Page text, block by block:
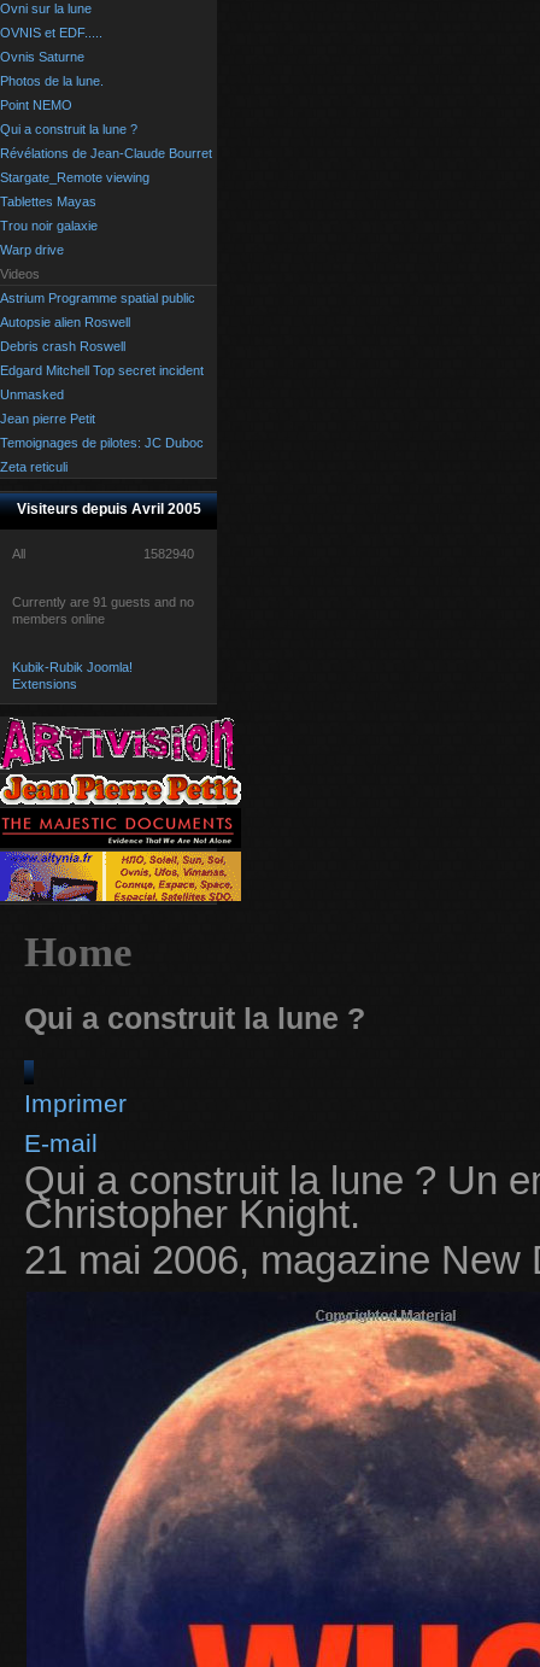
Ovni sur la lune
OVNIS et EDF.....
Ovnis Saturne
Photos de la lune.
Point NEMO
Qui a construit la lune ?
Révélations de Jean-Claude Bourret
Stargate_Remote viewing
Tablettes Mayas
Trou noir galaxie
Warp drive
Videos
Astrium Programme spatial public
Autopsie alien Roswell
Debris crash Roswell
Edgard Mitchell Top secret incident
Unmasked
Jean pierre Petit
Temoignages de pilotes: JC Duboc
Zeta reticuli
Visiteurs depuis Avril 2005
All 1582940
Currently are 91 guests and no
members online
Kubik-Rubik Joomla!
Extensions
Home
Qui a construit la lune ?
Imprimer
E-mail
Qui a construit la lune ? Un
Christopher Knight.
21 mai 2006, magazine New